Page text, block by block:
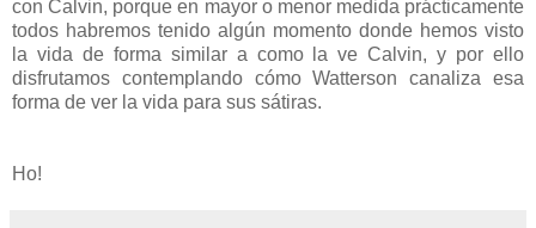
con Calvin, porque en mayor o menor medida prácticamente
todos habremos tenido algún momento donde hemos visto
la vida de forma similar a como la ve Calvin, y por ello
disfrutamos contemplando cómo Watterson canaliza esa
forma de ver la vida para sus sátiras.
Ho!